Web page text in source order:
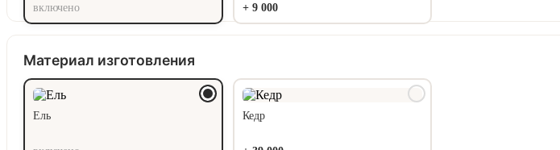
включено + 9 000
Материал изготовления
Ель Кедр